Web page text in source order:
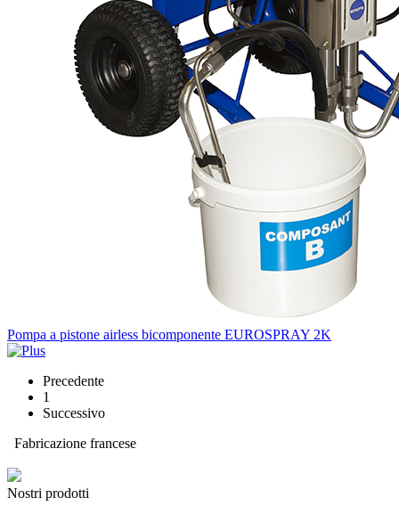
Pompa a pistone airless bicomponente EUROSPRAY 2K
Precedente
1
Successivo
Fabricazione francese
Nostri prodotti